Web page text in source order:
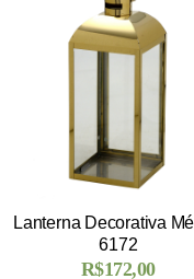
Lanterna Decorativa
6172
R$172,00